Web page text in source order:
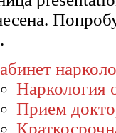
Наркология
Прием